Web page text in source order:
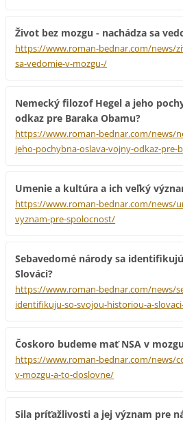
Život bez mozgu - nachádza sa
https://www.roman-bednar.com/news/
sa-vedomie-v-mozgu-/
Nemecký filozof Hegel a jeho
odkaz pre Baraka Obamu?
https://www.roman-bednar.com/news/
jeho-pochybna-oslava-vojny-odkaz-pre-
Umenie a kultúra a ich veľký
https://www.roman-bednar.com/news/
vyznam-pre-spolocnost/
Sebavedomé národy sa
Slováci?
https://www.roman-bednar.com/news/
identifikuju-so-svojou-historiou-a-
Čoskoro budeme mať NSA v
https://www.roman-bednar.com/news/
v-mozgu-a-to-doslovne/
Sila príťažlivosti a jej význam pre